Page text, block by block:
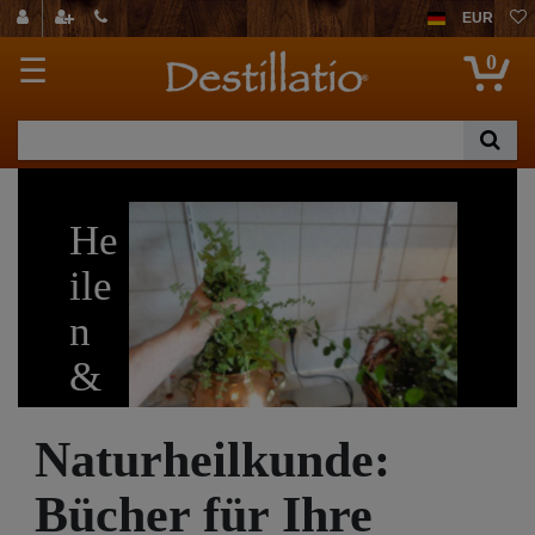
EUR
☰ 0
He
ile
n
&
He
il
mittel
Naturheilkunde:
Bücher für Ihre